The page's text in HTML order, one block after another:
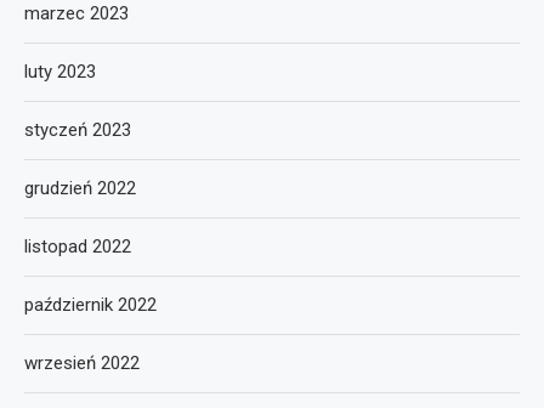
marzec 2023
luty 2023
styczeń 2023
grudzień 2022
listopad 2022
październik 2022
wrzesień 2022